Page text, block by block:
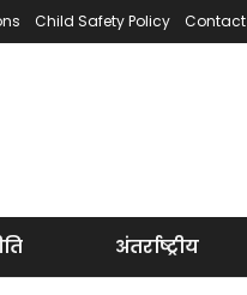
Child Safety Policy Contact
अंतर्राष्ट्रीय